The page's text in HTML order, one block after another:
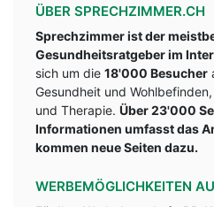
ÜBER SPRECHZIMMER.CH
Sprechzimmer ist der
Gesundheitsratgeber im
sich um die 18'000 Besucher
Gesundheit und
und Therapie. Über 23'000
Informationen umfasst das
kommen neue Seiten dazu.
WERBEMÖGLICHKEITEN